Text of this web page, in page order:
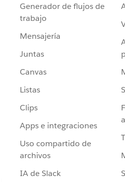
Generador de flujos de
trabajo
Mensajería
Juntas
Canvas
Listas
Clips
Apps e integraciones
Uso compartido de
archivos
IA de Slack